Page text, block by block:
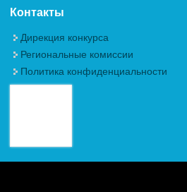
Контакты
Дирекция конкурса
Региональные комиссии
Политика конфиденциальности